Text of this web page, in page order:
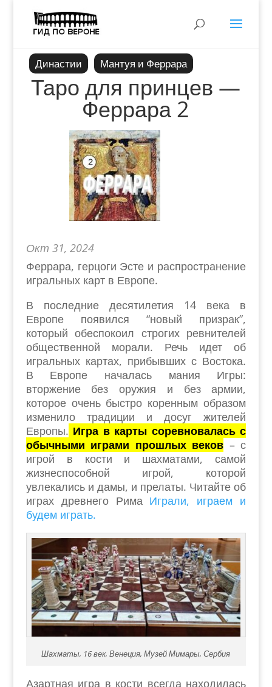
Династии Мантуя и Феррара
Таро для принцев —
Феррара 2
Окт 31, 2024
Феррара, герцоги Эсте и распространение
игральных карт в Европе.
В последние десятилетия 14 века в
Европе появился “новый призрак”,
который обеспокоил строгих ревнителей
общественной морали. Речь идет об
игральных картах, прибывших с Востока.
В Европе началась мания Игры:
вторжение без оружия и без армии,
которое очень быстро коренным образом
изменило традиции и досуг жителей
Европы. Игра в карты соревновалась с
обычными играми прошлых веков – с
игрой в кости и шахматами, самой
жизнеспособной игрой, которой
увлекались и дамы, и прелаты. Читайте об
играх древнего Рима Играли, играем и
будем играть.
Шахматы, 16 век, Венеция, Музей Мимары, Сербия
Азартная игра в кости всегда находилась